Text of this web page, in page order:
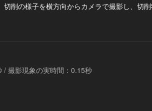
削の様子を横方向からカメラで撮影し、切
/ 撮影現象の実時間：0.15秒